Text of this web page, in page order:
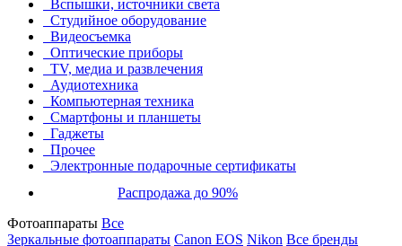
Вспышки, источники света
Студийное оборудование
Видеосъемка
Оптические приборы
TV, медиа и развлечения
Аудиотехника
Компьютерная техника
Смартфоны и планшеты
Гаджеты
Прочее
Электронные подарочные сертификаты
Распродажа до 90%
Фотоаппараты Все
Зеркальные фотоаппараты Canon EOS Nikon Все бренды